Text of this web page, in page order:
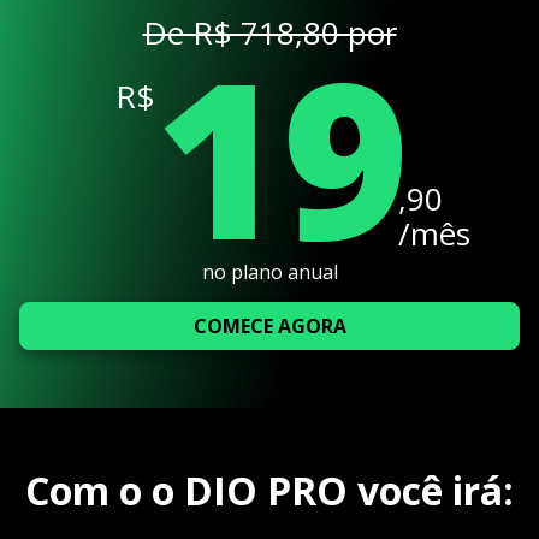
De R$ 718,80 por
R$ 19,90
/mês
no plano anual
COMECE AGORA
Com o o DIO PRO você irá: